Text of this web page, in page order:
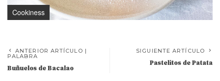
Cookiness
ANTERIOR ARTÍCULO |
PALABRA
Buñuelos de Bacalao
SIGUIENTE ARTÍCULO
Pastelitos de Patata